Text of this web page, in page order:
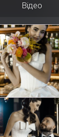
Відео